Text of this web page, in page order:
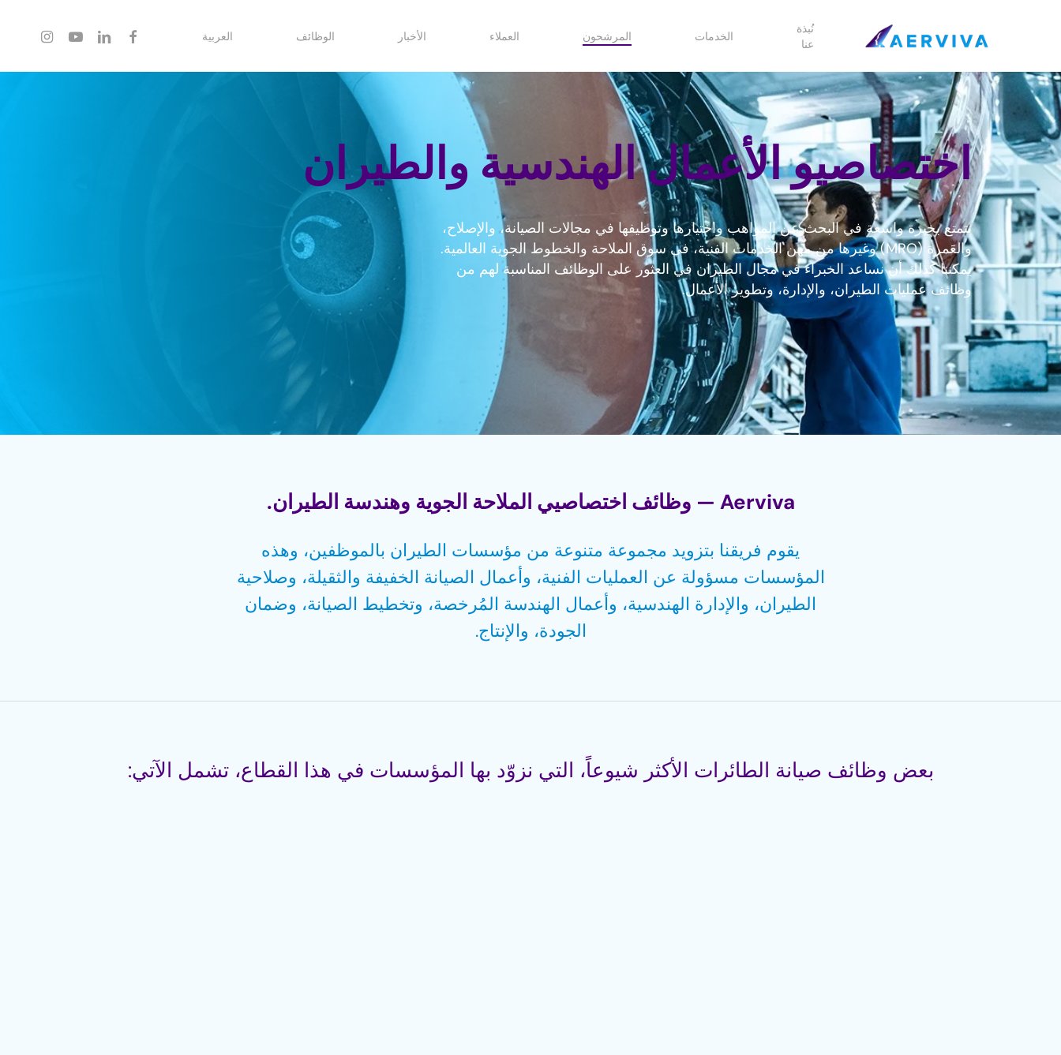
content
نُبذة
عنا
الخدمات المرشحون العملاء الأخبار الوظائف العربية facebook
linkedin
youtube
instagram
اختصاصيو الأعمال الهندسية والطيران
نتمتع بخبرة واسعة في البحث عن المواهب واختيارها وتوظيفها في مجالات الصيانة، والإصلاح،
والعَمرة (MRO) وغيرها من مهن الخدمات الفنية، في سوق الملاحة والخطوط الجوية العالمية.
يمكننا كذلك أن نساعد الخبراء في مجال الطيران في العثور على الوظائف المناسبة لهم من
وظائف عمليات الطيران، والإدارة، وتطوير الأعمال.
Aerviva — وظائف اختصاصيي الملاحة الجوية وهندسة الطيران.
يقوم فريقنا بتزويد مجموعة متنوعة من مؤسسات الطيران بالموظفين، وهذه
المؤسسات مسؤولة عن العمليات الفنية، وأعمال الصيانة الخفيفة والثقيلة، وصلاحية
الطيران، والإدارة الهندسية، وأعمال الهندسة المُرخصة، وتخطيط الصيانة، وضمان
الجودة، والإنتاج.
بعض وظائف صيانة الطائرات الأكثر شيوعاً، التي نزوّد بها المؤسسات في هذا القطاع، تشمل الآتي: